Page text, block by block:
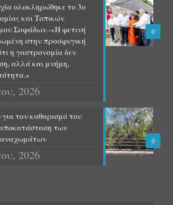
0
ολοκληρώθηκε το 3ο
και Τοπικών
Σοφάδων.-«Η φετινή
στην προσφυγική
η γαστρονομία δεν
αλλά και μνήμη,
2026
0
τον καθαρισμό του
των
2026